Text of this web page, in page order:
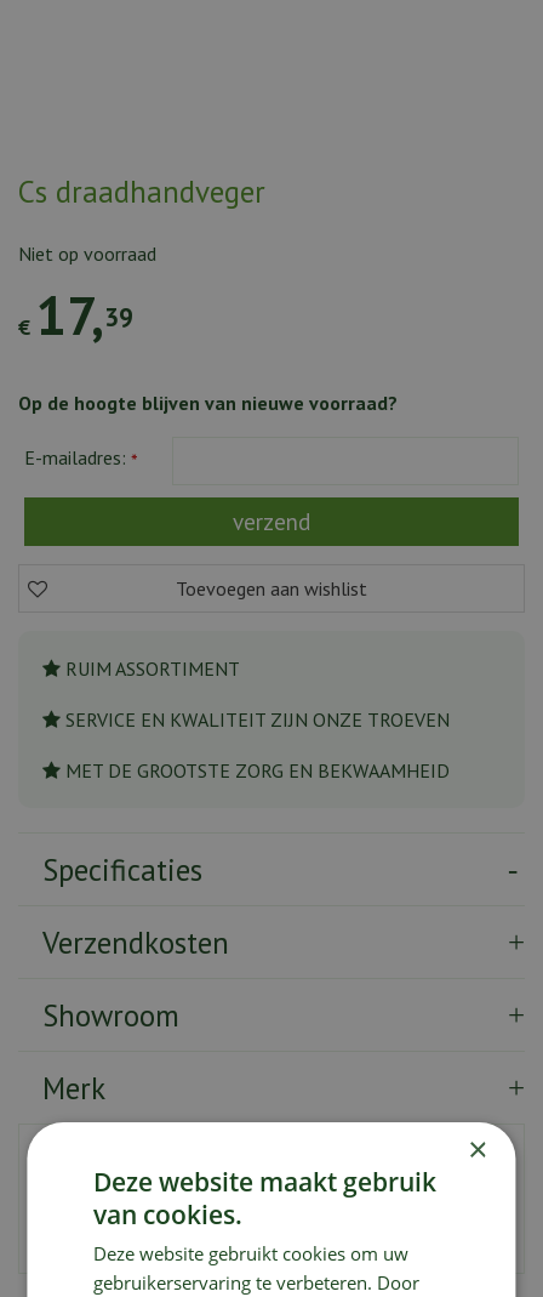
Cs draadhandveger
€ 17,39
Niet op voorraad
Op de hoogte blijven van nieuwe voorraad?
E-mailadres: *
RUIM ASSORTIMENT
SERVICE EN KWALITEIT ZIJN ONZE TROEVEN
MET DE GROOTSTE ZORG EN BEKWAAMHEID
Specificaties
Verzendkosten
Showroom
Merk
173305
EAN code
4078500023443
×
Deze website maakt gebruik
van cookies.
Deze website gebruikt cookies om uw
gebruikerservaring te verbeteren. Door